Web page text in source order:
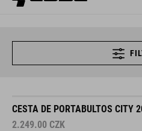
CESTA DE PORTABULTOS CITY
2.249.00 CZK